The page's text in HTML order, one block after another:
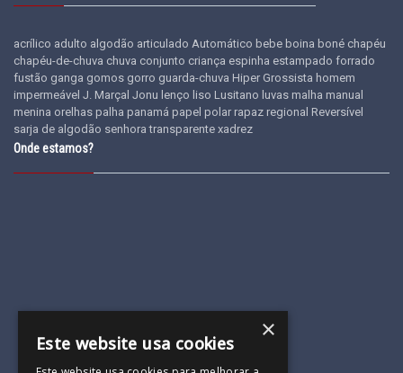
acrílico adulto algodão articulado Automático bebe boina boné chapéu
chapéu-de-chuva chuva conjunto criança espinha estampado forrado
fustão ganga gomos gorro guarda-chuva Hiper Grossista homem
impermeável J. Marçal Jonu lenço liso Lusitano luvas malha manual
menina orelhas palha panamá papel polar rapaz regional Reversível
sarja de algodão senhora transparente xadrez
Onde estamos?
×
Este website usa cookies